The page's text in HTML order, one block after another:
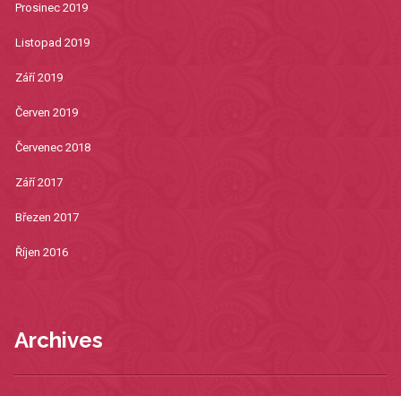
Prosinec 2019
Listopad 2019
Září 2019
Červen 2019
Červenec 2018
Září 2017
Březen 2017
Říjen 2016
Archives